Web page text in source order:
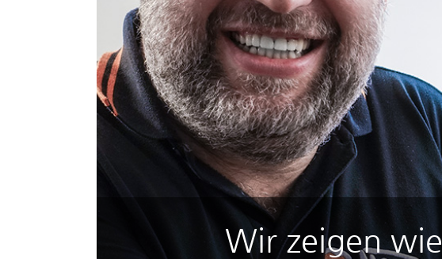
Wir zeigen